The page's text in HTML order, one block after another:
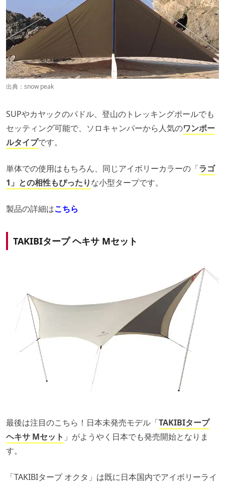
出典： snow peak
SUPやカヤックのパドル、登山のトレッキングポールでも
セッティング可能で、ソロキャンパーから人気のワンポー
ルタイプです。
単体での使用はもちろん、同じアイボリーカラーの「ラゴ
1」との相性もぴったりな小型タープです。
製品の詳細はこちら
TAKIBIタープ ヘキサ Mセット
最後は注目のこちら！日本未発売モデル「TAKIBIタープ
ヘキサ Mセット 」がようやく日本でも発売開始となりま
す。
「TAKIBIタープ オクタ」は既に日本国内でアイボリーライ